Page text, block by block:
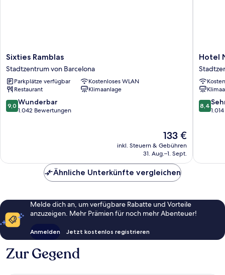
Sixties
Ramblas
Stadtzentrum
von
Barcelona
Sixties Ramblas
Stadtzentrum von Barcelona
Parkplätze verfügbar
Kostenloses WLAN
Restaurant
Klimaanlage
9.0
von
9,0 Wunderbar
1.042 Bewertungen
Der
Preis
beträgt
133 €
inkl. Steuern & Gebühren
31. Aug.–1. Sept.
Hotel
Nouvel
von
Hotel
8.4
von
8,4
Ähnliche Unterkünfte vergleichen
Melde dich an, um verfügbare Rabatte und Vorteile
anzuzeigen. Mehr Prämien für noch mehr Abenteuer!
Anmelden Jetzt kostenlos registrieren
Zur Gegend